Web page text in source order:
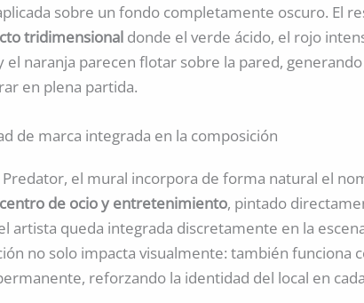
sobre un fondo completamente oscuro. El
tridimensional donde el verde ácido, el rojo
el naranja parecen flotar sobre la pared,
en plena partida.
de marca integrada en la composición
Predator, el mural incorpora de forma natural el
de ocio y entretenimiento, pintado
artista queda integrada discretamente en la
no solo impacta visualmente: también funciona
reforzando la identidad del local en